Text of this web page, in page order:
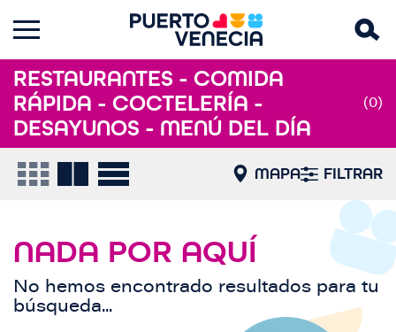
RESTAURANTES - COMIDA
RÁPIDA - COCTELERÍA -
DESAYUNOS - MENÚ DEL DÍA
(0)
MAPA FILTRAR
NADA POR AQUÍ
No hemos encontrado resultados para tu
búsqueda...